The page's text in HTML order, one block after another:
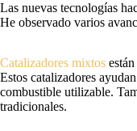
Las nuevas tecnologías
He observado varios
Catalizadores mixtos
Estos catalizadores
combustible utilizable.
tradicionales.